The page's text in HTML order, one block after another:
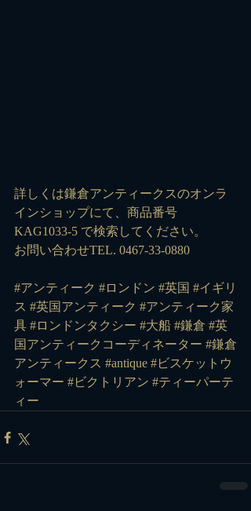
詳しくは鎌倉アンティークスのオンラ
インショップにて、商品番号
KAG1033-5 で検索してください。
お問い合わせTEL. 0467-33-0880
#アンティーク #ロンドン #英国 #イギリ
ス #英国アンティーク #アンティーク家
具 #ロンドンタクシー #大船 #鎌倉 #英
国アンティークコーディネーター #鎌倉
アンティークス #antique #ビスケットウ
ォーマー #ビクトリアン #ティーパーテ
ィー